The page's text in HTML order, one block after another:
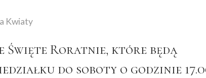
Święte Roratnie, które będą
do soboty o godzinie